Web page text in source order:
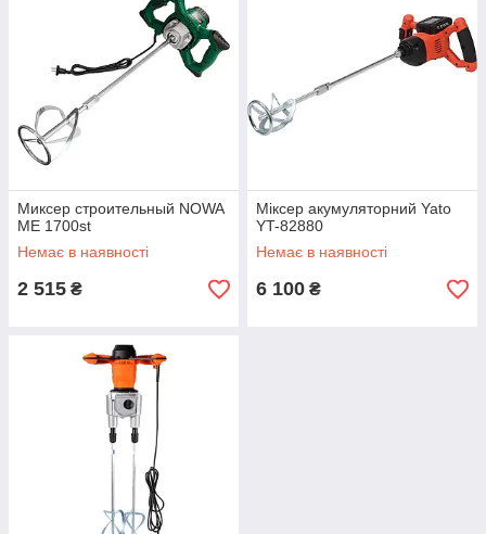
Миксер строительный NOWA
ME 1700st
Немає в наявності
2 515 ₴
Міксер акумуляторний Yato
YT-82880
Немає в наявності
6 100 ₴